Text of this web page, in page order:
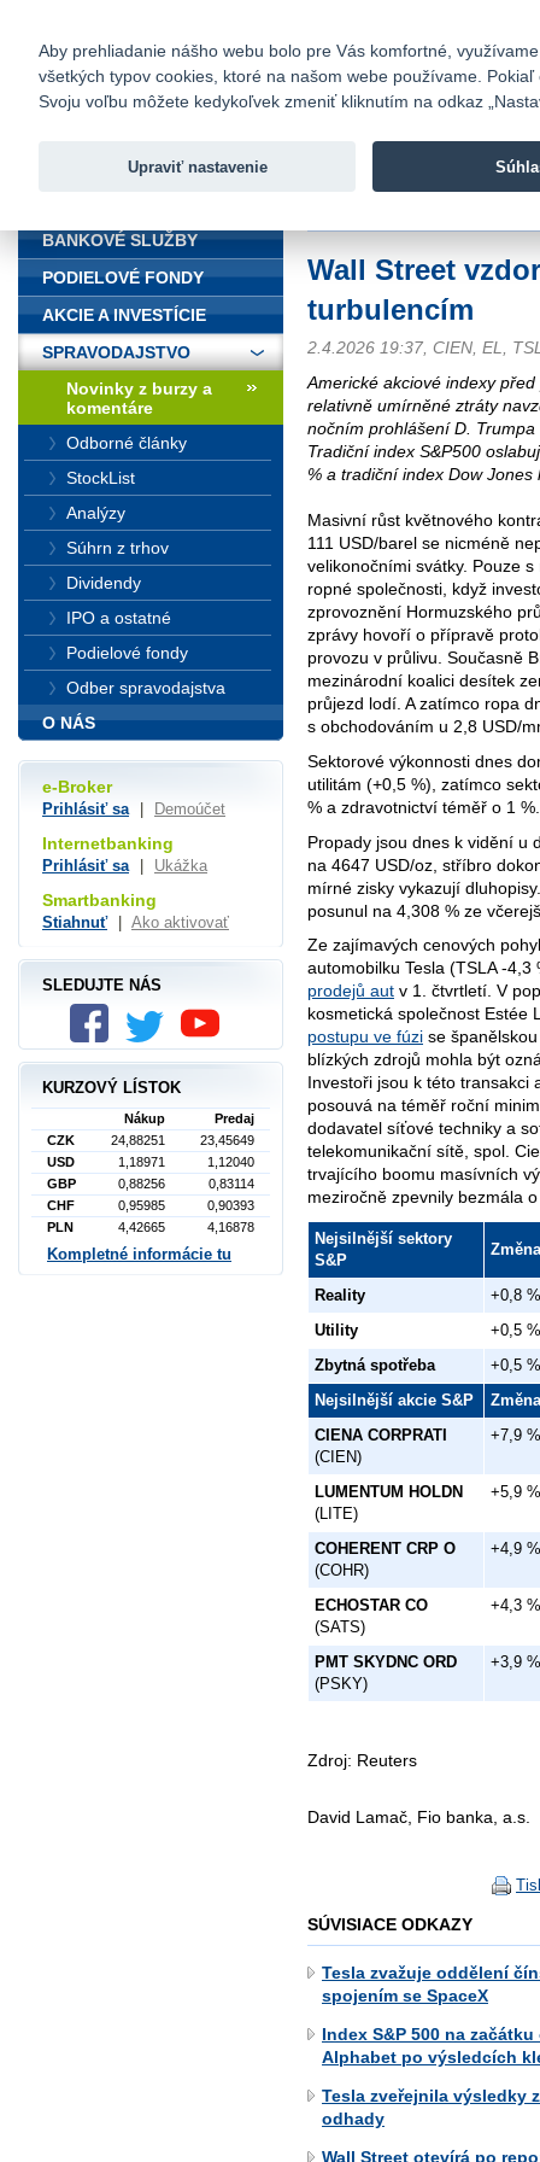
Fio banka
Fio banka
Wall Street
turbulencím
2.4.2026 19:37, CIEN, EL,
Americké akciové indexy
relativně umírněné ztráty
nočním prohlášení D.
Tradiční index S&P500
% a tradiční index Dow Jones
Masivní růst květnového
111 USD/barel se nicméně
velikonočními svátky. Pouze
ropné společnosti, když
zprovoznění Hormuzského
zprávy hovoří o přípravě
provozu v průlivu. Současně
mezinárodní koalici desítek
průjezd lodí. A zatímco ropa
s obchodováním u 2,8 USD/
Sektorové výkonnosti dnes
utilitám (+0,5 %), zatímco
% a zdravotnictví téměř o 1 %.
Propady jsou dnes k vidění u
na 4647 USD/oz, stříbro
mírné zisky vykazují
posunul na 4,308 % ze
Ze zajímavých cenových
automobilku Tesla (TSLA -
prodejů aut v 1. čtvrtletí. V
kosmetická společnost Estée
postupu ve fúzi se
blízkých zdrojů mohla být
Investoři jsou k této transakci
posouvá na téměř roční
dodavatel síťové techniky a
telekomunikační sítě, spol.
trvajícího boomu masívních
meziročně zpevnily bezmála
Nejsilnější sektory
S&P
Změna
Reality
+0,8 %
Utility
+0,5 %
Zbytná spotřeba
+0,5 %
Nejsilnější akcie S&P
Změna
CIENA CORPRATI
(CIEN)
+7,9 %
LUMENTUM HOLDN
(LITE)
+5,9 %
COHERENT CRP O
(COHR)
+4,9 %
ECHOSTAR CO
(SATS)
+4,3 %
PMT SKYDNC ORD
(PSKY)
+3,9 %
Zdroj: Reuters
David Lamač, Fio banka, a.s.
SÚVISIACE ODKAZY
Tesla zvažuje oddělení
spojením se SpaceX
Index S&P 500 na
Alphabet po výsledcích
Tesla zveřejnila výsledky
odhady
Wall Street otevírá po
BANKOVÉ SLUŽBY
PODIELOVÉ FONDY
AKCIE A INVESTÍCIE
SPRAVODAJSTVO
Novinky z burzy a
komentáre
Odborné články
StockList
Analýzy
Súhrn z trhov
Dividendy
IPO a ostatné
Podielové fondy
Odber spravodajstva
O NÁS
e-Broker
Prihlásiť sa Demoúčet
Internetbanking
Prihlásiť sa Ukážka
Smartbanking
Stiahnuť Ako aktivovať
SLEDUJTE NÁS
KURZOVÝ LÍSTOK
Nákup
Predaj
CZK
24,88251
23,45649
USD
1,18971
1,12040
GBP
0,88256
0,83114
CHF
0,95985
0,90393
PLN
4,42665 4,16878
Kompletné informácie tu
Aby prehliadanie nášho webu bolo pre Vás komfortné,
všetkých typov cookies, ktoré na našom webe používame.
Svoju voľbu môžete kedykoľvek zmeniť kliknutím na odkaz
Upraviť nastavenie